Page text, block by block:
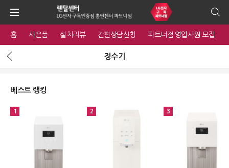
홈 사은품 설치리뷰 간편상담신청 파트너점·영업사원 모집
정수기
베스트 랭킹
1 2 3